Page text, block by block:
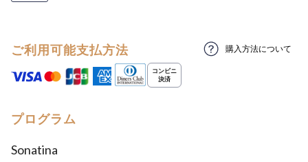
ご利用可能支払方法 購入方法について
プログラム
Sonatina